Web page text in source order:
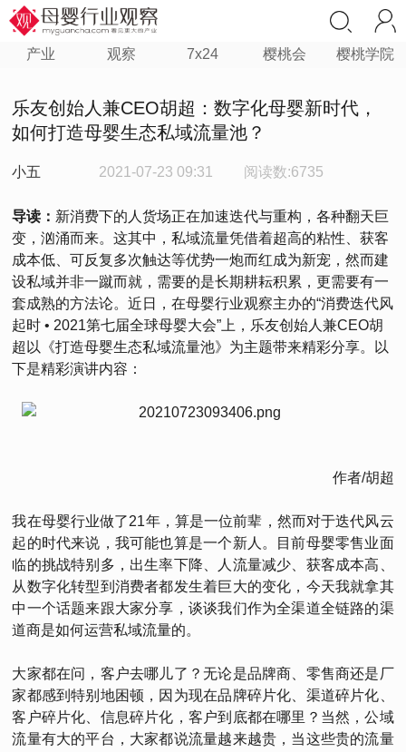
产业 观察 7x24 樱桃会 樱桃学院
乐友创始人兼CEO胡超：数字化母婴新时代，
如何打造母婴生态私域流量池？
小五 2021-07-23 09:31 阅读数:6735
导读： 新消费下的人货场正在加速迭代与重构，各种翻天巨
变，汹涌而来。这其中，私域流量凭借着超高的粘性、获客
成本低、可反复多次触达等优势一炮而红成为新宠，然而建
设私域并非一蹴而就，需要的是长期耕耘积累，更需要有一
套成熟的方法论。近日，在母婴行业观察主办的“消费迭代风
起时 • 2021第七届全球母婴大会”上，乐友创始人兼CEO胡
超以《打造母婴生态私域流量池》为主题带来精彩分享。以
下是精彩演讲内容：
作者/胡超
我在母婴行业做了21年，算是一位前辈，然而对于迭代风云
起的时代来说，我可能也算是一个新人。目前母婴零售业面
临的挑战特别多，出生率下降、人流量减少、获客成本高、
从数字化转型到消费者都发生着巨大的变化，今天我就拿其
中一个话题来跟大家分享，谈谈我们作为全渠道全链路的渠
道商是如何运营私域流量的。
大家都在问，客户去哪儿了？无论是品牌商、零售商还是厂
家都感到特别地困顿，因为现在品牌碎片化、渠道碎片化、
客户碎片化、信息碎片化，客户到底都在哪里？当然，公域
流量有大的平台，大家都说流量越来越贵，当这些贵的流量